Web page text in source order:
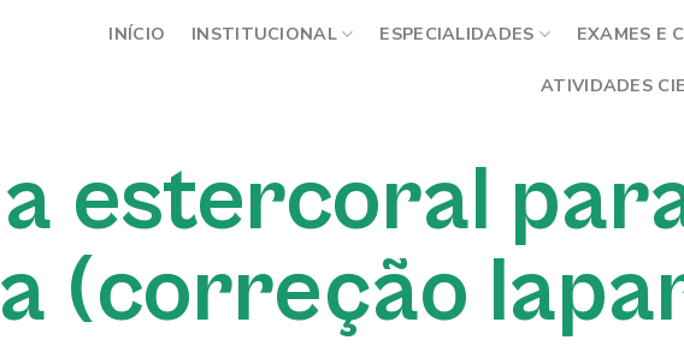
INÍCIO INSTITUCIONAL ESPECIALIDADES EXAMES E
ATIVIDADES
estercoral
(correção